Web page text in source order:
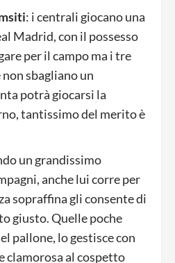
: i centrali giocano una
Madrid, con il possesso
per il campo ma i tre
sbagliano un
potrà giocarsi la
tantissimo del merito è
un grandissimo
anche lui corre per
sopraffina gli consente di
giusto. Quelle poche
pallone, lo gestisce con
clamorosa al cospetto